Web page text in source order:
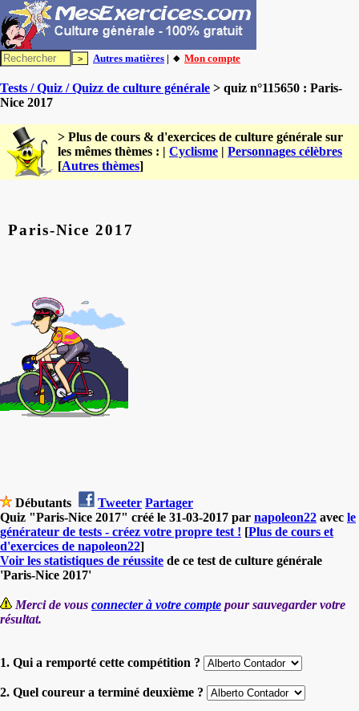
Autres matières | 🔸 Mon compte
Tests / Quiz / Quizz de culture générale > quiz n°115650 : Paris-
Nice 2017
> Plus de cours & d'exercices de culture générale sur
les mêmes thèmes : | Cyclisme | Personnages célèbres
[Autres thèmes]
Paris-Nice 2017
Débutants Tweeter Partager
Quiz "Paris-Nice 2017" créé le 31-03-2017 par napoleon22 avec le
générateur de tests - créez votre propre test ! [Plus de cours et
d'exercices de napoleon22]
Voir les statistiques de réussite de ce test de culture générale
'Paris-Nice 2017'
Merci de vous connecter à votre compte pour sauvegarder votre
résultat.
1. Qui a remporté cette compétition ?
2. Quel coureur a terminé deuxième ?